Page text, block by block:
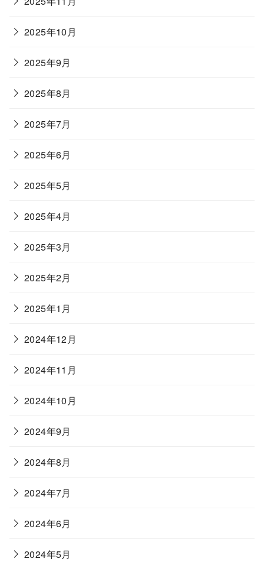
2025年10月
2025年9月
2025年8月
2025年7月
2025年6月
2025年5月
2025年4月
2025年3月
2025年2月
2025年1月
2024年12月
2024年11月
2024年10月
2024年9月
2024年8月
2024年7月
2024年6月
2024年5月